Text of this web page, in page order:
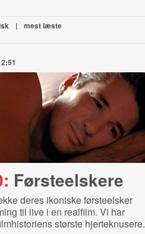
| mest læste
Førsteelskere
deres ikoniske førsteelsker
til live i en realfilm. Vi har
største hjerteknusere.